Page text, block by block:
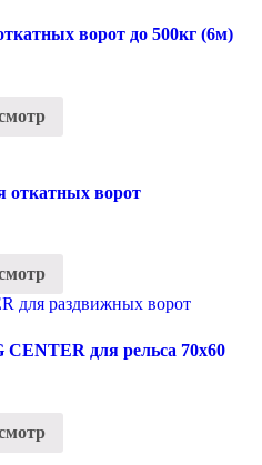
ворот до 500кг (6м)
откатных ворот
для рельса 70х60